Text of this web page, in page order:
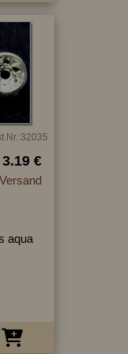
3.19 €
Versand
aqua